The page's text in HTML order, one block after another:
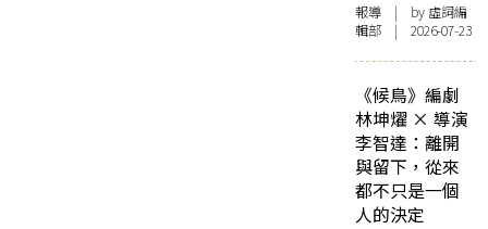
報導 | by 虛詞編
輯部 | 2026-07-23
《候鳥》編劇
林坤燿 × 導演
李智達：離開
與留下，從來
都不只是一個
人的決定